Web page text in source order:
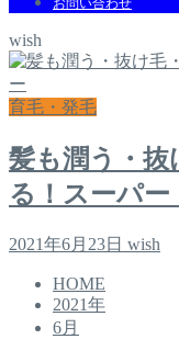
お問い合わせ
wish
育毛・発毛
髪も潤う・抜
る！スーパ
2021年6月23日 wish
HOME
2021年
6月